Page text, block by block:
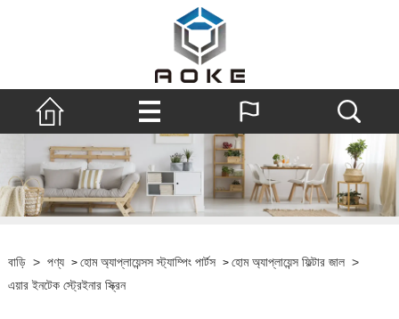
বাড়ি > পণ্য > হোম অ্যাপ্লায়েন্সস স্ট্যাম্পিং পার্টস > হোম অ্যাপ্লায়েন্স ফিল্টার জাল >
এয়ার ইনটেক স্ট্রেইনার স্ক্রিন